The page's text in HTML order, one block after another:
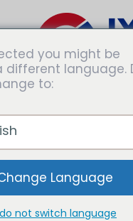
отличается от записи в
месте и отображаться
людей
их
написано примерно
на велосипеде,
живу в Лос-Анджелесе, у
по имени Джек, и я
you might be
different language.
to:
Language
not switch language